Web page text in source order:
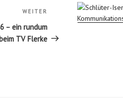
Nächster
Beitrag
WEITER
– ein rundum
TV Flerke